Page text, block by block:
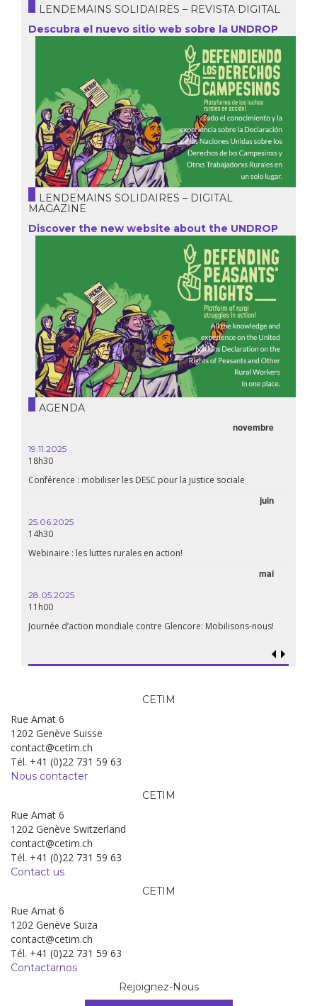
LENDEMAINS SOLIDAIRES – REVISTA DIGITAL
Descubra el nuevo sitio web sobre la UNDROP
LENDEMAINS SOLIDAIRES – DIGITAL
MAGAZINE
Discover the new website about the UNDROP
AGENDA
novembre
19.11.2025
18h30
Conférence : mobiliser les DESC pour la justice sociale
juin
25.06.2025
14h30
Webinaire : les luttes rurales en action!
mai
28.05.2025
11h00
Journée d’action mondiale contre Glencore: Mobilisons-nous!
CETIM
Rue Amat 6
1202 Genève Suisse
contact@cetim.ch
Tél. +41 (0)22 731 59 63
Nous contacter
CETIM
Rue Amat 6
1202 Genève Switzerland
contact@cetim.ch
Tél. +41 (0)22 731 59 63
Contact us
CETIM
Rue Amat 6
1202 Genève Suiza
contact@cetim.ch
Tél. +41 (0)22 731 59 63
Contactarnos
Rejoignez-Nous